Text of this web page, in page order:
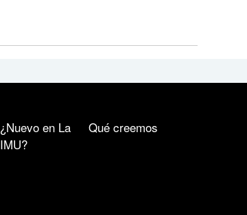
¿Nuevo en La
IMU?
Qué creemos